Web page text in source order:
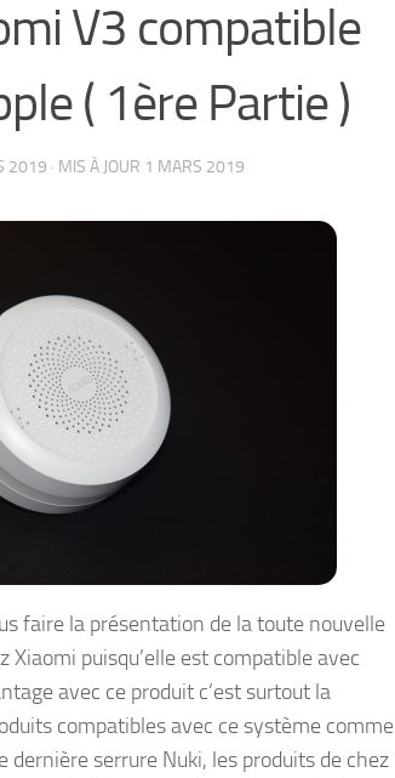
V3 compatible
( 1ère Partie )
2019 · MIS À JOUR 1 MARS 2019
faire la présentation de la toute nouvelle
Xiaomi puisqu’elle est compatible avec
avec ce produit c’est surtout la
compatibles avec ce système comme
dernière serrure Nuki, les produits de chez